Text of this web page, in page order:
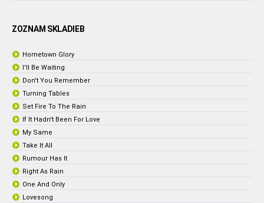
ZOZNAM SKLADIEB
Hometown Glory
I'll Be Waiting
Don't You Remember
Turning Tables
Set Fire To The Rain
If It Hadn't Been For Love
My Same
Take It All
Rumour Has It
Right As Rain
One And Only
Lovesong